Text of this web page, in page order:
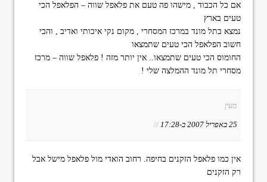
אם כל הכבוד , מישהו פה טעם את פלאפל שווה – הפלאפל הכי
טעים בארץ
נמצא בתל מונד במרכז המסחרי , מקום נקי איכותי ואדיב , והכי
חשוב הפלאפל הכי טעים שתמצאו
החומוס הכי טעים שתמצאו.. אין יותר מזה ! פלאפל שווה – מרכז
מסחרי תל מונד ההמלצה שלי !
מעין
25 באפריל 2007 ב-17:28 //
אין כמו פלאפל הזקנים בחיפה. רחוב הואדי מול פלאפל מישל אבל
רק הזקנים